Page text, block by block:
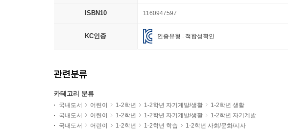
ISBN10 1160947597
KC인증 인증유형 : 적합성확인
관련분류
카테고리 분류
국내도서 어린이 1-2학년 1-2학년 자기계발/생활
1-2학년 생활
국내도서
어린이 1-2학년 1-2학년 자기계발/생활
1-2학년 자기계발
국내도서
어린이 1-2학년 1-2학년 학습
1-2학년 사회/문화/시사